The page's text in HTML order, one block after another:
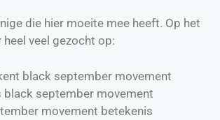
die hier moeite mee heeft. Op het
veel gezocht op:
black september movement
black september movement
movement betekenis